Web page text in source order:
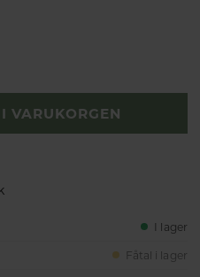
VARUKORGEN
I lager
Fåtal i lager